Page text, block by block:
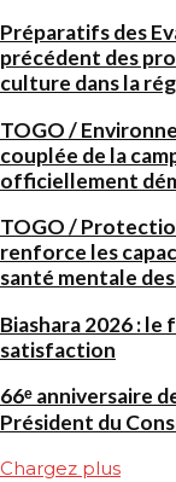
Préparatifs des
précédent des
culture dans la
TOGO /
couplée de la
officiellement
TOGO /
renforce les
santé mentale
Biashara 2026 : le
satisfaction
66ᵉ anniversaire
Président du
Chargez plus